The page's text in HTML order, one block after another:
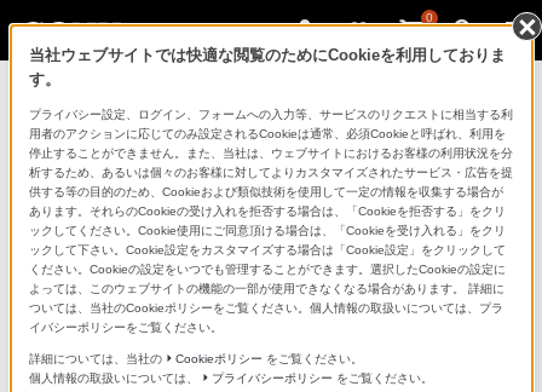
0
製品を安全に、安心してご使用いただ
くために
日常の清掃・点検が大切です。安全のため取扱説明書を
よく読みましょう。
製品に関する重要なお知らせ
安全で上手な使いかた
当社ウェブサイトでは快適な閲覧のためにCookieを利用しておりま
す。
プライバシー設定、ログイン、フォームへの入力等、サービスのリクエストに相当する利
用者のアクションに応じてのみ設定されるCookieは通常、必須Cookieと呼ばれ、利用を
停止することができません。また、当社は、ウェブサイトにおけるお客様の利用状況を分
析するため、あるいは個々のお客様に対してよりカスタマイズされたサービス・広告を提
供する等の目的のため、Cookieおよび類似技術を使用して一定の情報を収集する場合が
あります。それらのCookieの受け入れを拒否する場合は、「Cookieを拒否する」をクリ
ックしてください。Cookie使用にご同意頂ける場合は、「Cookieを受け入れる」をクリ
ックして下さい。Cookie設定をカスタマイズする場合は「Cookie設定」をクリックして
ください。Cookieの設定をいつでも管理することができます。選択したCookieの設定に
よっては、このウェブサイトの機能の一部が使用できなくなる場合があります。 詳細に
ついては、当社のCookieポリシーをご覧ください。個人情報の取扱いについては、プラ
イバシーポリシーをご覧ください。
詳細については、当社の Cookieポリシー をご覧ください。
個人情報の取扱いについては、
プライバシーポリシー をご覧ください。